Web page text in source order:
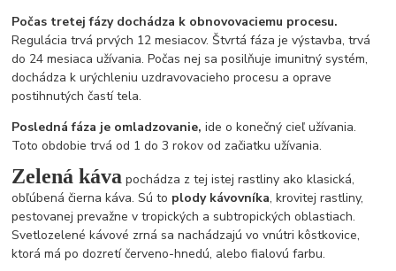
Počas tretej fázy dochádza k obnovovaciemu procesu.
Regulácia trvá prvých 12 mesiacov. Štvrtá fáza je výstavba, trvá
do 24 mesiaca užívania. Počas nej sa posilňuje imunitný systém,
dochádza k urýchleniu uzdravovacieho procesu a oprave
postihnutých častí tela.
Posledná fáza je omladzovanie, ide o konečný cieľ užívania.
Toto obdobie trvá od 1 do 3 rokov od začiatku užívania.
Zelená káva pochádza z tej istej rastliny ako klasická,
obľúbená čierna káva. Sú to plody kávovníka, krovitej rastliny,
pestovanej prevažne v tropických a subtropických oblastiach.
Svetlozelené kávové zrná sa nachádzajú vo vnútri kôstkovice,
ktorá má po dozretí červeno-hnedú, alebo fialovú farbu.